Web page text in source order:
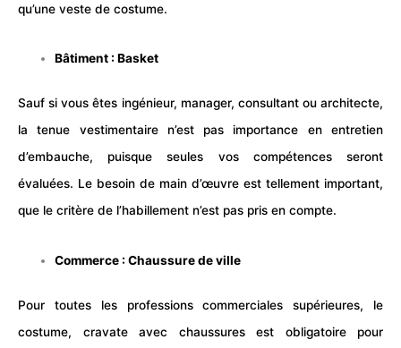
qu’une veste de costume.
Bâtiment : Basket
Sauf si vous êtes ingénieur, manager, consultant ou architecte,
la tenue vestimentaire n’est pas importance en entretien
d’embauche, puisque seules vos compétences seront
évaluées. Le besoin de main d’œuvre est tellement important,
que le critère de l’habillement n’est pas pris en compte.
Commerce : Chaussure de ville
Pour toutes les professions commerciales supérieures, le
costume, cravate avec chaussures est obligatoire pour